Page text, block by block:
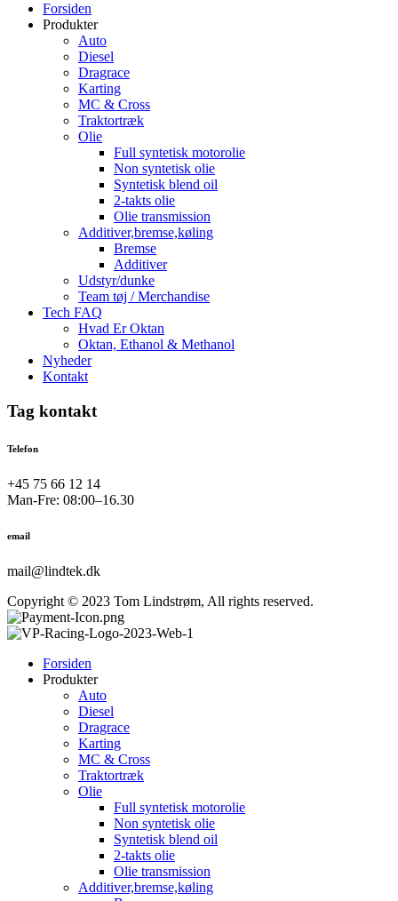
Forsiden
Produkter
Auto
Diesel
Dragrace
Karting
MC & Cross
Traktortræk
Olie
Full syntetisk motorolie
Non syntetisk olie
Syntetisk blend oil
2-takts olie
Olie transmission
Additiver,bremse,køling
Bremse
Additiver
Udstyr/dunke
Team tøj / Merchandise
Tech FAQ
Hvad Er Oktan
Oktan, Ethanol & Methanol
Nyheder
Kontakt
Tag kontakt
Telefon
+45 75 66 12 14
Man-Fre: 08:00–16.30
email
mail@lindtek.dk
Copyright © 2023 Tom Lindstrøm, All rights reserved.
Forsiden
Produkter
Auto
Diesel
Dragrace
Karting
MC & Cross
Traktortræk
Olie
Full syntetisk motorolie
Non syntetisk olie
Syntetisk blend oil
2-takts olie
Olie transmission
Additiver,bremse,køling